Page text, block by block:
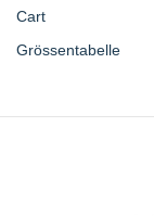
Cart
Grössentabelle